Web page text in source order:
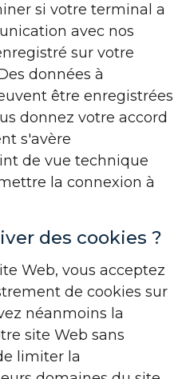
si votre terminal a
avec nos
sur votre
données à
être enregistrées
donnez votre accord
s'avère
de vue technique
la connexion à
des cookies ?
Web, vous acceptez
de cookies sur
néanmoins la
site Web sans
limiter la